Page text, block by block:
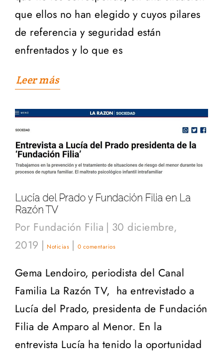
que ellos no han elegido y cuyos pilares
de referencia y seguridad están
enfrentados y lo que es
Leer más
Lucía del Prado y Fundación Filia en La
Razón TV
Por Fundación Filia | 30 diciembre,
2019 | Noticias | 0 comentarios
Gema Lendoiro, periodista del Canal
Familia La Razón TV, ha entrevistado a
Lucía del Prado, presidenta de Fundación
Filia de Amparo al Menor. En la
entrevista Lucía ha tenido la oportunidad